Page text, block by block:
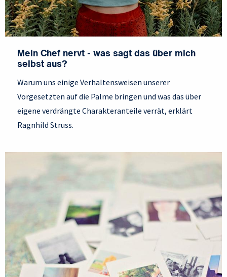
Mein Chef nervt - was sagt das über mich
selbst aus?
Warum uns einige Verhaltensweisen unserer
Vorgesetzten auf die Palme bringen und was das über
eigene verdrängte Charakteranteile verrät, erklärt
Ragnhild Struss.